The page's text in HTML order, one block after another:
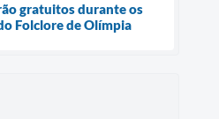
gratuitos durante os
Folclore de Olímpia